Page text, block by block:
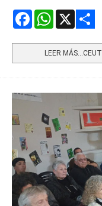
FacebookWhatsApp
LEER